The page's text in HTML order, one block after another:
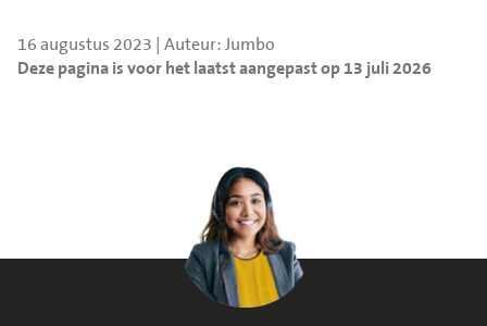
16 augustus 2023 | Auteur: Jumbo
Deze pagina is voor het laatst aangepast op 13 juli 2026